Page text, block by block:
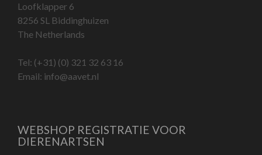
Loofklapper 6
8256 SL Biddinghuizen
The Netherlands
Tel: (+31) (0) 321 32 63 16
Email: info@aavet.nl
WEBSHOP REGISTRATIE VOOR
DIERENARTSEN